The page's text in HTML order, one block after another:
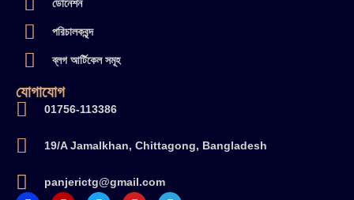
ডোনেশন
পরিচালকবৃন্দ
ব্লগ আর্টিকেল সমূহ
যোগাযোগ
01756-113386
19/A Jamalkhan, Chittagong, Bangladesh
panjerictg@gmail.com